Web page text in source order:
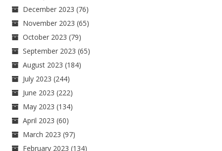
December 2023 (76)
November 2023 (65)
October 2023 (79)
September 2023 (65)
August 2023 (184)
July 2023 (244)
June 2023 (222)
May 2023 (134)
April 2023 (60)
March 2023 (97)
February 2023 (134)